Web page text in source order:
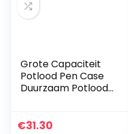
Grote Capaciteit
Potlood Pen Case
Duurzaam Potlood
Britse Stijl Potlood
€31.30